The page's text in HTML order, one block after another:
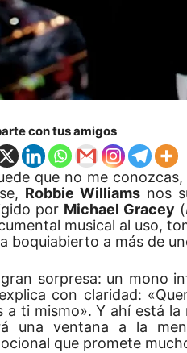
con tus amigos
que no me
Robbie Williams nos
por Michael Gracey (
musical al uso,
boquiabierto a más de
sorpresa: un mono
con claridad:
a ti mismo». Y ahí está la
una ventana a la
que promete